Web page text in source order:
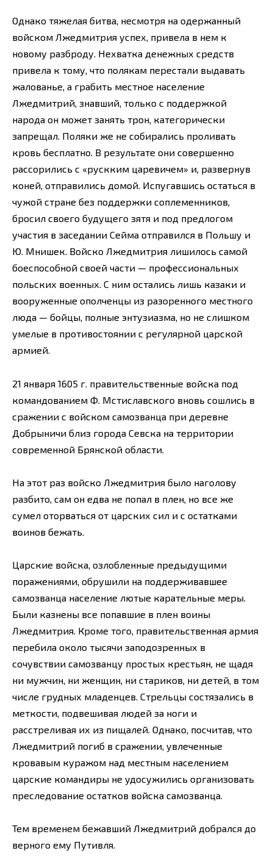
Однако тяжелая битва, несмотря на одержанный
войском Лжедмитрия успех, привела в нем к
новому разброду. Нехватка денежных средств
привела к тому, что полякам перестали выдавать
жалованье, а грабить местное население
Лжедмитрий, знавший, только с поддержкой
народа он может занять трон, категорически
запрещал. Поляки же не собирались проливать
кровь бесплатно. В результате они совершенно
рассорились с «рускким царевичем» и, развернув
коней, отправились домой. Испугавшись остаться в
чужой стране без поддержки соплеменников,
бросил своего будущего зятя и под предлогом
участия в заседании Сейма отправился в Польшу и
Ю. Мнишек. Войско Лжедмитрия лишилось самой
боеспособной своей части — профессиональных
польских военных. С ним остались лишь казаки и
вооруженные ополченцы из разоренного местного
люда — бойцы, полные энтузиазма, но не слишком
умелые в противостоянии с регулярной царской
армией.
21 января 1605 г. правительственные войска под
командованием Ф. Мстиславского вновь сошлись в
сражении с войском самозванца при деревне
Добрыничи близ города Севска на территории
современной Брянской области.
На этот раз войско Лжедмитрия было наголову
разбито, сам он едва не попал в плен, но все же
сумел оторваться от царских сил и с остатками
воинов бежать.
Царские войска, озлобленные предыдущими
поражениями, обрушили на поддерживавшее
самозванца население лютые карательные меры.
Были казнены все попавшие в плен воины
Лжедмитрия. Кроме того, правительственная армия
перебила около тысячи заподозренных в
сочувствии самозванцу простых крестьян, не щадя
ни мужчин, ни женщин, ни стариков, ни детей, в том
числе грудных младенцев. Стрельцы состязались в
меткости, подвешивая людей за ноги и
расстреливая их из пищалей. Однако, посчитав, что
Лжедмитрий погиб в сражении, увлеченные
кровавым куражом над местным населением
царские командиры не удосужились организовать
преследование остатков войска самозванца.
Тем временем бежавший Лжедмитрий добрался до
верного ему Путивля.